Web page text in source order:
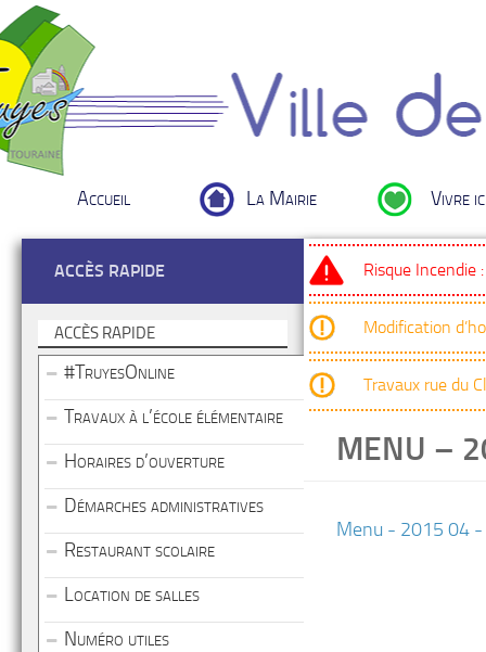
Accueil La Mairie Vivre
Risque Incendie
Modification
Travaux rue du
MENU –
Menu - 2015 04
ACCÈS RAPIDE
ACCÈS RAPIDE
#TruyesOnline
Travaux à l’école élémentaire
Horaires d’ouverture
Démarches administratives
Restaurant scolaire
Location de salles
Numéro utiles